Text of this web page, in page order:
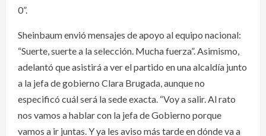
0”.
Sheinbaum envió mensajes de apoyo al equipo nacional:
“Suerte, suerte a la selección. Mucha fuerza”. Asimismo,
adelantó que asistirá a ver el partido en una alcaldía junto
a la jefa de gobierno Clara Brugada, aunque no
especificó cuál será la sede exacta. “Voy a salir. Al rato
nos vamos a hablar con la jefa de Gobierno porque
vamos a ir juntas. Y ya les aviso más tarde en dónde va a